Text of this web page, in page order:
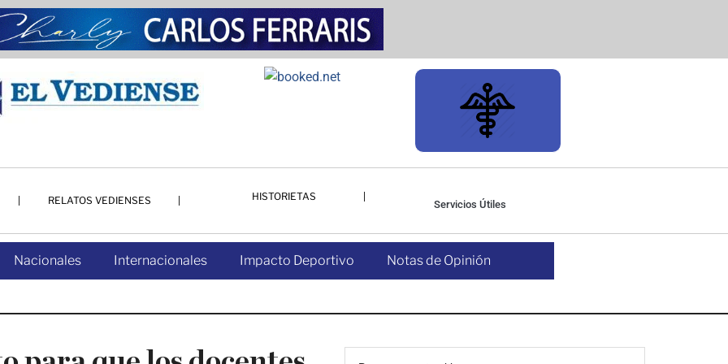
RELATOS VEDIENSES HISTORIETAS
Servicios Útiles
Nacionales Internacionales Impacto Deportivo Notas de Opinión